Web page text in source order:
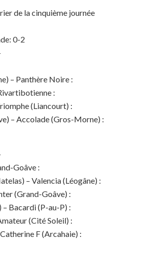
de la cinquième journée
0-2
– Panthère Noire :
:
(Liancourt) :
– Accolade (Gros-Morne) :
Goâve :
– Valencia (Léogâne) :
(Grand-Goâve) :
– Bacardi (P-au-P) :
(Cité Soleil) :
F (Arcahaie) :